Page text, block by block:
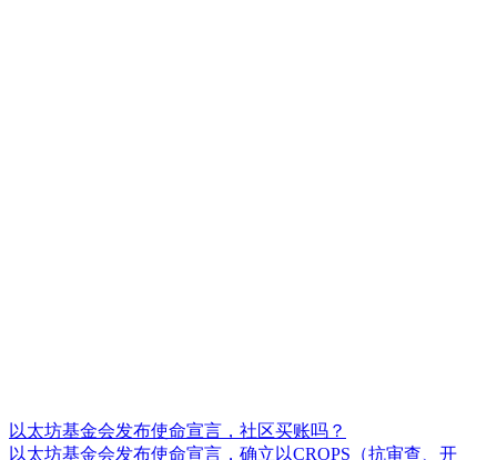
以太坊基金会发布使命宣言，社区买账吗？
以太坊基金会发布使命宣言，确立以CROPS（抗审查、开